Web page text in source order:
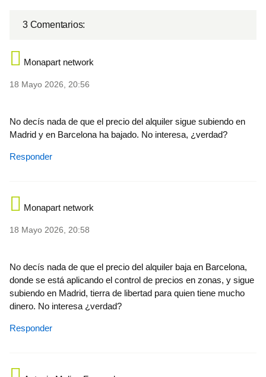
3 Comentarios:
Monapart network
18 Mayo 2026, 20:56
No decís nada de que el precio del alquiler sigue subiendo en
Madrid y en Barcelona ha bajado. No interesa, ¿verdad?
Responder
Monapart network
18 Mayo 2026, 20:58
No decís nada de que el precio del alquiler baja en Barcelona,
donde se está aplicando el control de precios en zonas, y sigue
subiendo en Madrid, tierra de libertad para quien tiene mucho
dinero. No interesa ¿verdad?
Responder